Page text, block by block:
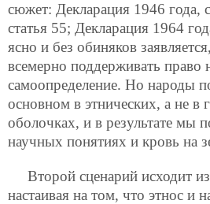
сюжет: Декларация 1946 года,
статья 55; Декларация 1964
ясно и без обиняков
всемерно поддерживать право
самоопределение. Но народы
основном в этнических, а не в
оболочках, и в результате мы
научных понятиях и кровь на
Второй сценарий исходит
настаивая на том, что этнос и